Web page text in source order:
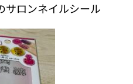
ロンネイルシール